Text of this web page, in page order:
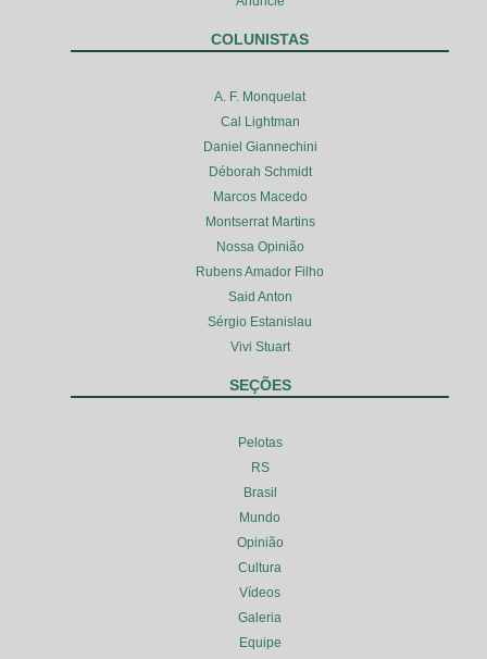
COLUNISTAS
A. F. Monquelat
Cal Lightman
Daniel Giannechini
Déborah Schmidt
Marcos Macedo
Montserrat Martins
Nossa Opinião
Rubens Amador Filho
Said Anton
Sérgio Estanislau
Vivi Stuart
SEÇÕES
Pelotas
RS
Brasil
Mundo
Opinião
Cultura
Vídeos
Galeria
Equipe